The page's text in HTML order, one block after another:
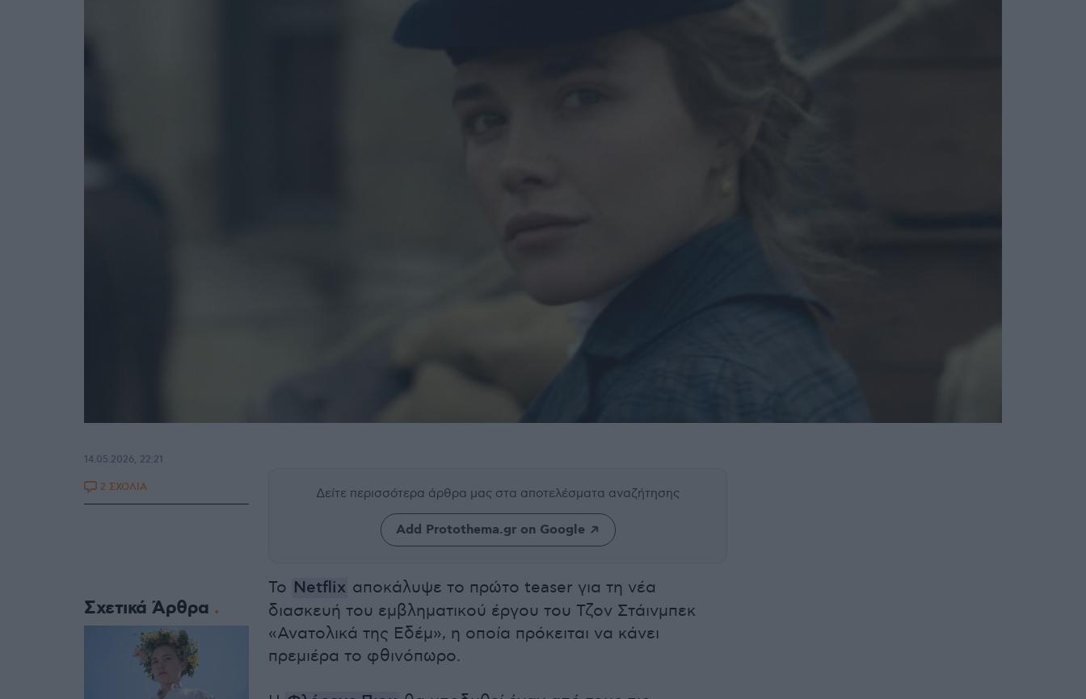
Δείτε περισσότερα άρθρα μας στα αποτελέσματα αναζήτησης
Add Protothema.gr on Google
Το Netflix αποκάλυψε το πρώτο teaser για τη νέα
διασκευή του εμβληματικού έργου του Τζον Στάινμπεκ
«Ανατολικά της Εδέμ», η οποία πρόκειται να κάνει
πρεμιέρα το φθινόπωρο.
14.05.2026, 22:21
2 ΣΧΟΛΙΑ
Σχετικά Άρθρα